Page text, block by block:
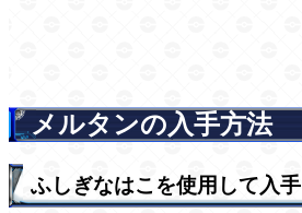
メルタンの入手方法
ふしぎなはこを使用して入手